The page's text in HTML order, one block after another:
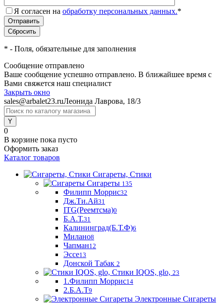
Я согласен на обработку персональных данных.*
* - Поля, обязательные для заполнения
Сообщение отправлено
Ваше сообщение успешно отправлено. В ближайшее время с
Вами свяжется наш специалист
Закрыть окно
sales@arbalet23.ruЛеонида Лаврова, 18/3
0
В корзине пока пусто
Оформить заказ
Каталог товаров
Сигареты, Стики
Сигареты 135
Филипп Моррис32
Дж.Ти.Ай31
ITG(Реемтсма)0
Б.А.Т.31
Калининград(Б.Т.Ф)6
Милано8
Чапман12
Эссе13
Донской Табак 2
Стики IQOS, glo, 23
1.Филипп Моррис14
2.Б.А.Т9
Электронные Сигареты